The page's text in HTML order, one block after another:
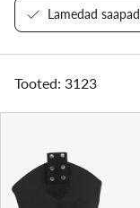
Lamedad saapad
Tooted: 3123